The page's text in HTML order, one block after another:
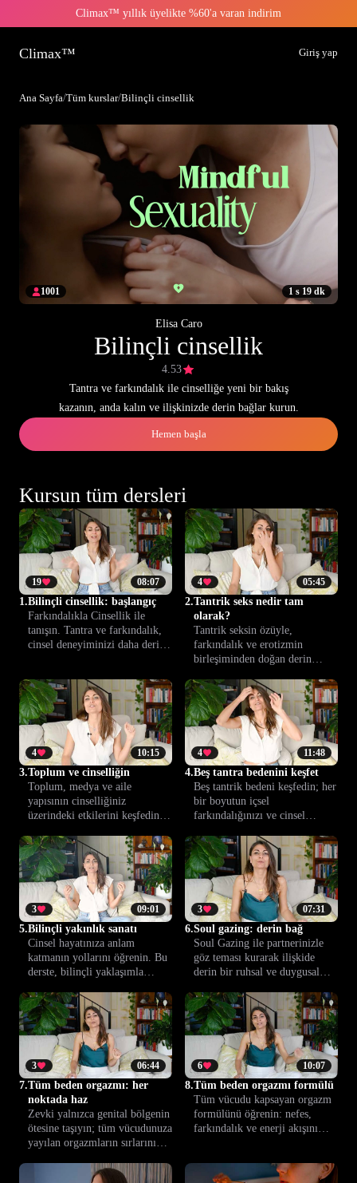
Climax™ yıllık üyelikte %60'a varan indirim
Climax™ Giriş yap
Ana Sayfa/Tüm kurslar/Bilinçli cinsellik
1 s 19 dk
1001
Elisa Caro
Bilinçli cinsellik
4.53
Tantra ve farkındalık ile cinselliğe yeni bir bakış
kazanın, anda kalın ve ilişkinizde derin bağlar kurun.
Hemen başla
Kursun tüm dersleri
08:07
19
1.Bilinçli cinsellik: başlangıç
Farkındalıkla Cinsellik ile
tanışın. Tantra ve farkındalık,
cinsel deneyiminizi daha derin
05:45
4
2.Tantrik seks nedir tam
olarak?
Tantrik seksin özüyle,
farkındalık ve erotizmin
birleşiminden doğan derin
Bu ders, temel prensipleri ve
yeni bir yakınlık anlayışını
sunuyor.
10:15
4
3.Toplum ve cinselliğin
Toplum, medya ve aile
yapısının cinselliğiniz
üzerindeki etkilerini keşfedin.
ve kendinize ait bir cinsel
kimlik oluşturmanıza yardımcı
olur.
11:48
4
4.Beş tantra bedenini keşfet
Beş tantrik bedeni keşfedin; her
bir boyutun içsel
farkındalığınızı ve cinsel
derinleştirdiğini öğrenin.
Bilinçli bir yakınlığa adım atın.
09:01
3
5.Bilinçli yakınlık sanatı
Cinsel hayatınıza anlam
katmanın yollarını öğrenin. Bu
derste, bilinçli yaklaşımla
nasıl artırabileceğinizi
keşfedeceksiniz.
07:31
3
6.Soul gazing: derin bağ
Soul Gazing ile partnerinizle
göz teması kurarak ilişkide
derin bir ruhsal ve duygusal
ve samimiyetinize yeni bir
boyut katın.
06:44
3
7.Tüm beden orgazmı: her
noktada haz
Zevki yalnızca genital bölgenin
ötesine taşıyın; tüm vücudunuza
yayılan orgazmların sırlarını
uyanacak, haz ve yakınlık
10:07
6
8.Tüm beden orgazmı formülü
Tüm vücudu kapsayan orgazm
formülünü öğrenin: nefes,
farkındalık ve enerji akışını
sizi adım adım yönlendiriyoruz.